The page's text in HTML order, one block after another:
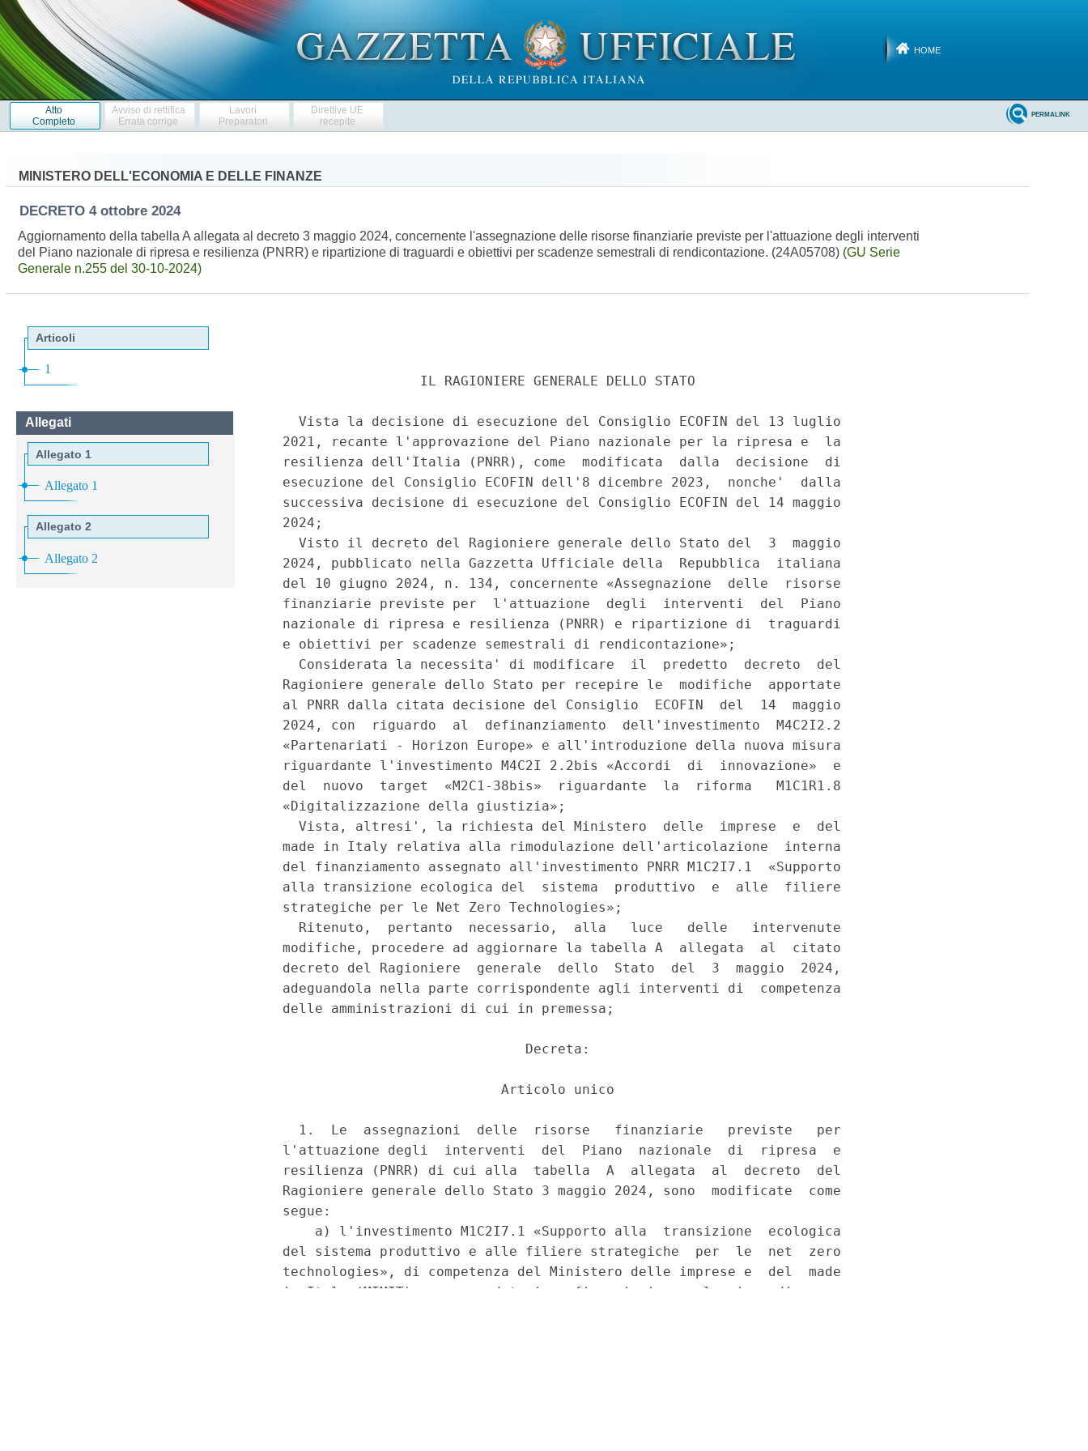
HOME
Atto
Completo
Avviso di rettifica
Errata corrige
Lavori
Preparatori
Direttive UE
recepite
PERMALINK
MINISTERO DELL'ECONOMIA E DELLE FINANZE
DECRETO 4 ottobre 2024
Aggiornamento della tabella A allegata al decreto 3 maggio 2024, concernente l'assegnazione delle risorse finanziarie previste per l'attuazione degli interventi
del Piano nazionale di ripresa e resilienza (PNRR) e ripartizione di traguardi e obiettivi per scadenze semestrali di rendicontazione. (24A05708) (GU Serie
Generale n.255 del 30-10-2024)